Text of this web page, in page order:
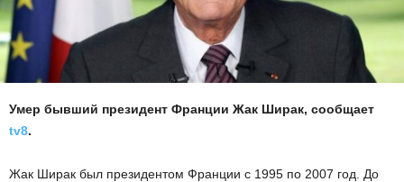
Умер бывший президент Франции Жак Ширак, сообщает
tv8.
Жак Ширак был президентом Франции с 1995 по 2007 год. До